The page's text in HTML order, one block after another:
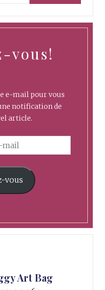
vous!
e-mail pour vous
notification de
article.
vous
Art Bag